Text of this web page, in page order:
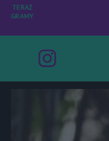
TERAZ
GRAMY